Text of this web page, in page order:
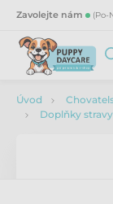
Zavolejte nám (Po-
Úvod
Doplňky